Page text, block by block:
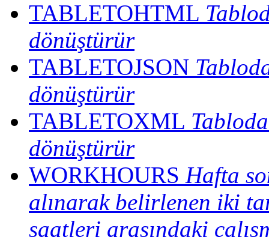
TABLETOHTML
dönüştürür
TABLETOJSON
dönüştürür
TABLETOXML
dönüştürür
WORKHOURS Hafta
alınarak belirlenen iki
saatleri arasındaki